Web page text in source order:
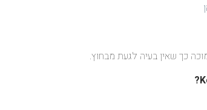
כך שאין בעיה לגעת מבחוץ.